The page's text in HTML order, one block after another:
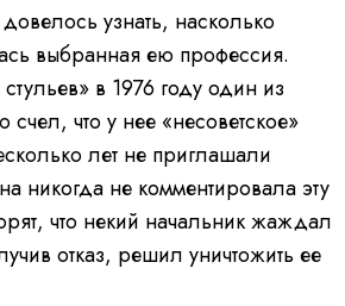
узнать, насколько
выбранная ею профессия.
в 1976 году один из
счел, что у нее «несоветское»
лет не приглашали
никогда не комментировала эту
что некий начальник жаждал
отказ, решил уничтожить ее